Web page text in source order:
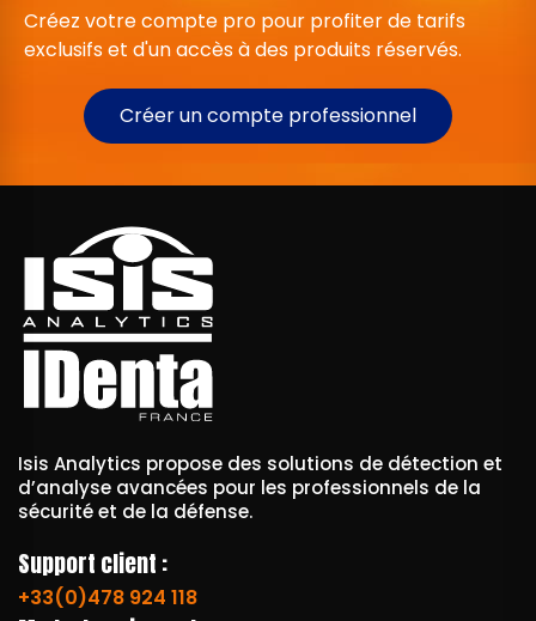
Créez votre compte pro pour profiter de tarifs
exclusifs et d'un accès à des produits réservés.
Créer un compte professionnel
Isis Analytics propose des solutions de détection et
d’analyse avancées pour les professionnels de la
sécurité et de la défense.
Support client :
+33(0)478 924 118